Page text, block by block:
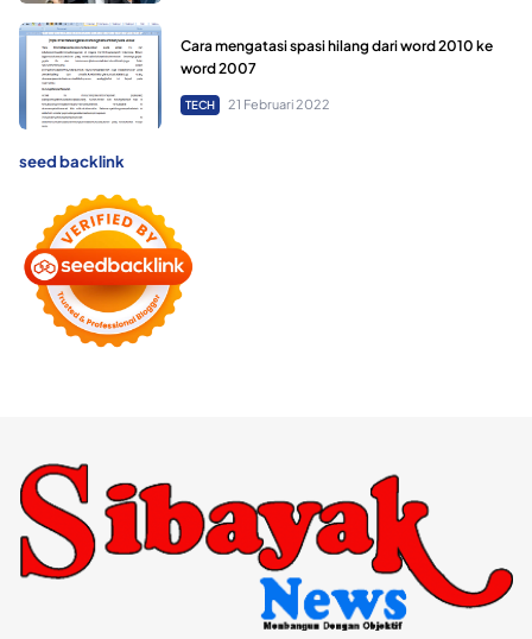
Cara mengatasi spasi hilang dari word 2010 ke
word 2007
TECH 21 Februari 2022
seed backlink